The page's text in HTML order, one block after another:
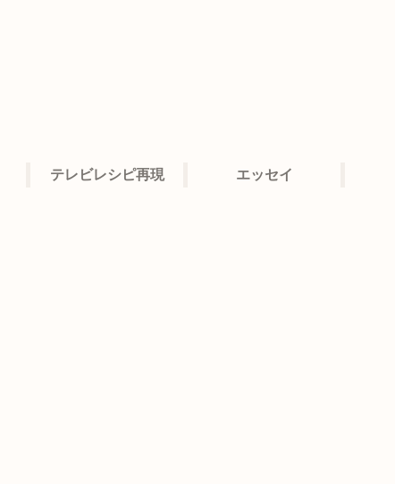
テレビレシピ再現 エッセイ